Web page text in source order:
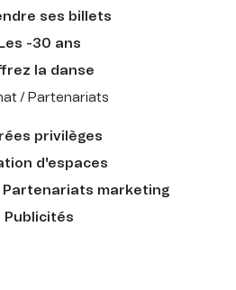
ses billets
Les -30 ans
la danse
/ Partenariats
privilèges
d'espaces
Partenariats marketing
Publicités